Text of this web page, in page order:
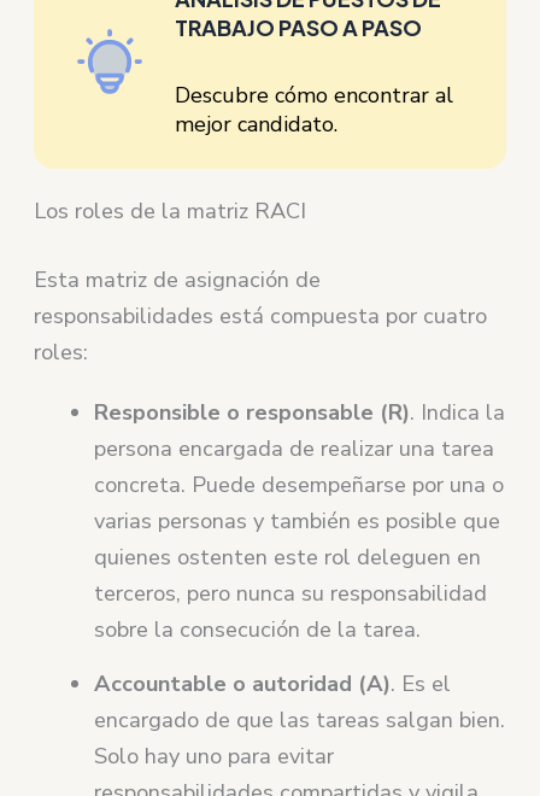
TRABAJO PASO A PASO
Descubre cómo encontrar al
mejor candidato.
Los roles de la matriz RACI
Esta matriz de asignación de
responsabilidades está compuesta por cuatro
roles:
Responsible o responsable (R). Indica la
persona encargada de realizar una tarea
concreta. Puede desempeñarse por una o
varias personas y también es posible que
quienes ostenten este rol deleguen en
terceros, pero nunca su responsabilidad
sobre la consecución de la tarea.
Accountable o autoridad (A). Es el
encargado de que las tareas salgan bien.
Solo hay uno para evitar